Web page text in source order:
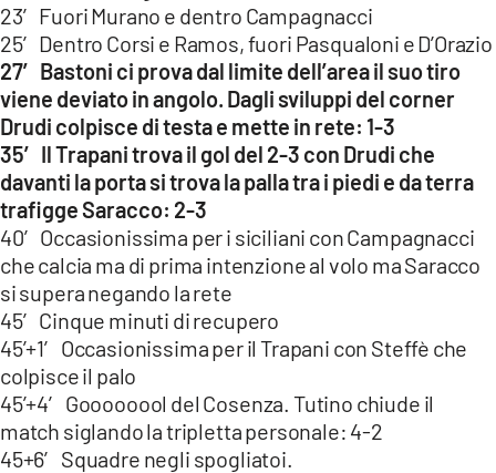
23′ Fuori Murano e dentro Campagnacci
25′ Dentro Corsi e Ramos, fuori Pasqualoni e D’Orazio
27′ Bastoni ci prova dal limite dell’area il suo tiro
viene deviato in angolo. Dagli sviluppi del corner
Drudi colpisce di testa e mette in rete: 1-3
35′ Il Trapani trova il gol del 2-3 con Drudi che
davanti la porta si trova la palla tra i piedi e da terra
trafigge Saracco: 2-3
40′ Occasionissima per i siciliani con Campagnacci
che calcia ma di prima intenzione al volo ma Saracco
si supera negando la rete
45′ Cinque minuti di recupero
45’+1′ Occasionissima per il Trapani con Steffè che
colpisce il palo
45’+4′ Goooooool del Cosenza. Tutino chiude il
match siglando la tripletta personale: 4-2
45+6′ Squadre negli spogliatoi.